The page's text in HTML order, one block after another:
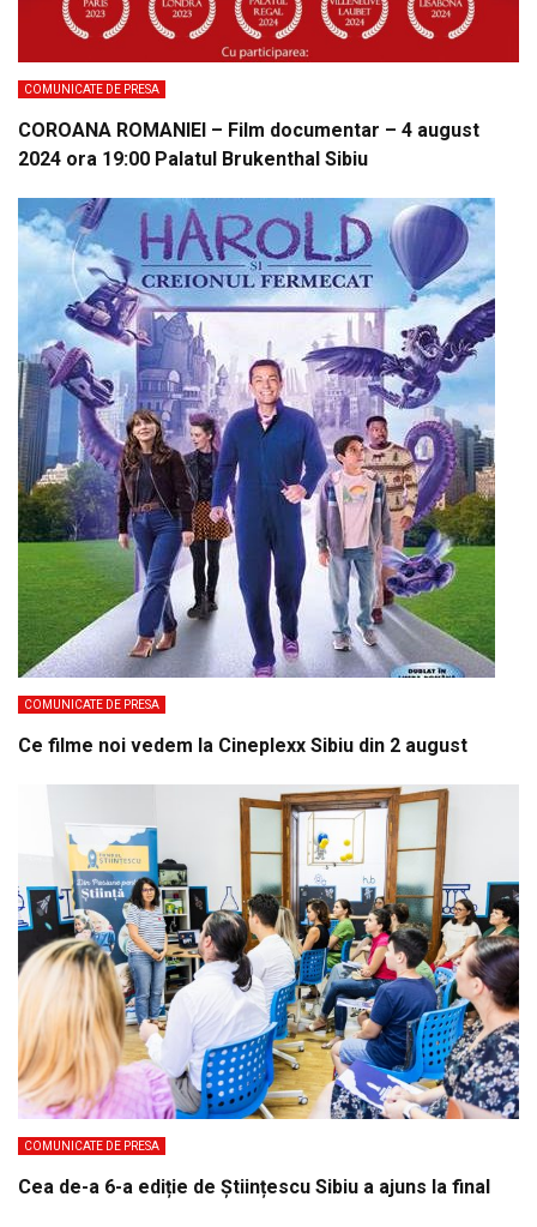
COMUNICATE DE PRESA
COROANA ROMANIEI – Film documentar – 4 august
2024 ora 19:00 Palatul Brukenthal Sibiu
COMUNICATE DE PRESA
Ce filme noi vedem la Cineplexx Sibiu din 2 august
COMUNICATE DE PRESA
Cea de-a 6-a ediție de Științescu Sibiu a ajuns la final